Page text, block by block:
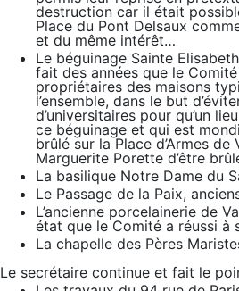
destruction car il était
Place du Pont Delsaux
et du même intérêt…
Le béguinage Sainte
fait des années que le
propriétaires des maisons
l’ensemble, dans le but
d’universitaires pour qu’un
ce béguinage et qui est
brûlé sur la Place d’Armes
Marguerite Porette d’être
La basilique Notre Dame du
Le Passage de la Paix,
L’ancienne porcelainerie de
état que le Comité a réussi à
La chapelle des Pères
Le secrétaire continue et fait le